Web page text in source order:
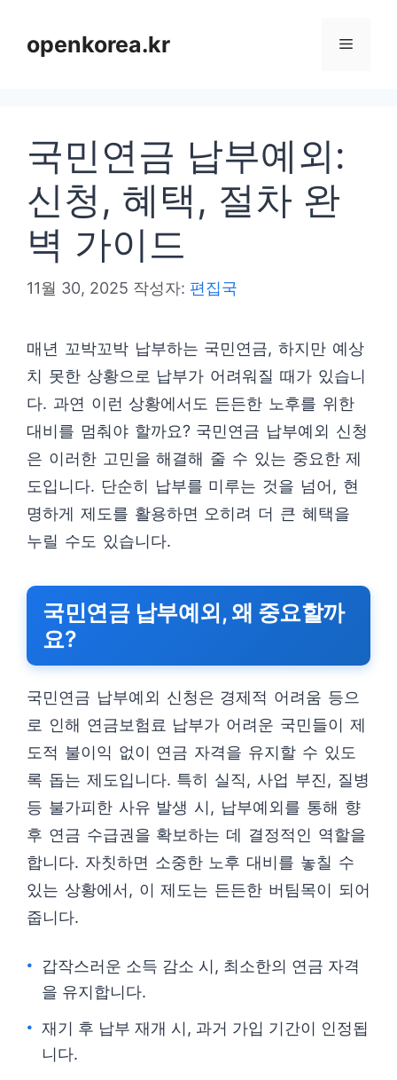
openkorea.kr 메
국민연금 납부예외:
신청, 혜택, 절차 완
벽 가이드
11월 30, 2025 작성자: 편집국
매년 꼬박꼬박 납부하는 국민연금, 하지만 예상
치 못한 상황으로 납부가 어려워질 때가 있습니
다. 과연 이런 상황에서도 든든한 노후를 위한
대비를 멈춰야 할까요? 국민연금 납부예외 신청
은 이러한 고민을 해결해 줄 수 있는 중요한 제
도입니다. 단순히 납부를 미루는 것을 넘어, 현
명하게 제도를 활용하면 오히려 더 큰 혜택을
누릴 수도 있습니다.
국민연금 납부예외, 왜 중요할까
요?
국민연금 납부예외 신청은 경제적 어려움 등으
로 인해 연금보험료 납부가 어려운 국민들이 제
도적 불이익 없이 연금 자격을 유지할 수 있도
록 돕는 제도입니다. 특히 실직, 사업 부진, 질병
등 불가피한 사유 발생 시, 납부예외를 통해 향
후 연금 수급권을 확보하는 데 결정적인 역할을
합니다. 자칫하면 소중한 노후 대비를 놓칠 수
있는 상황에서, 이 제도는 든든한 버팀목이 되어
줍니다.
갑작스러운 소득 감소 시, 최소한의 연금 자격
을 유지합니다.
재기 후 납부 재개 시, 과거 가입 기간이 인정됩
니다.